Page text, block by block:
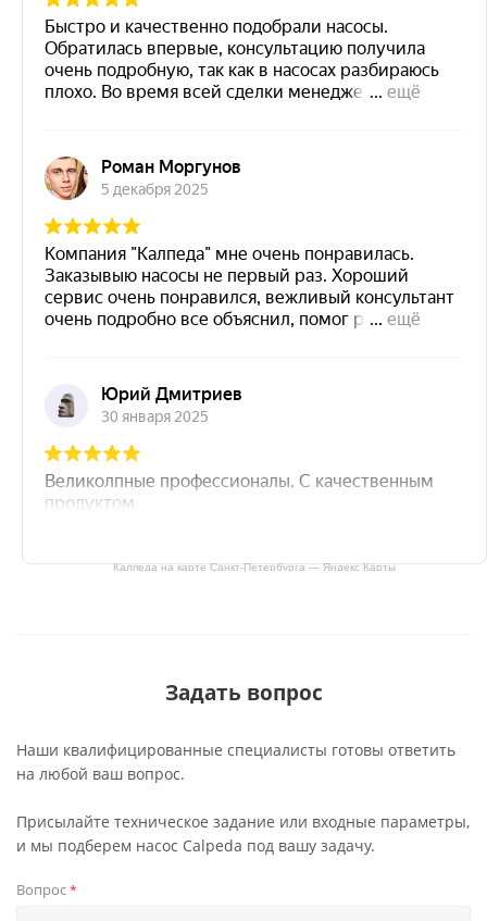
Калпеда на карте Санкт‑Петербурга — Яндекс Карты
Задать вопрос
Наши квалифицированные специалисты готовы ответить
на любой ваш вопрос.
Присылайте техническое задание или входные параметры,
и мы подберем насос Calpeda под вашу задачу.
Вопрос*